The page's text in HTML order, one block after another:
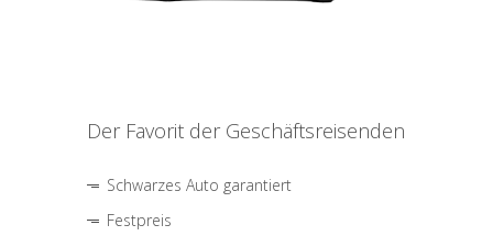
Der Favorit der Geschäftsreisenden
Schwarzes Auto garantiert
Festpreis